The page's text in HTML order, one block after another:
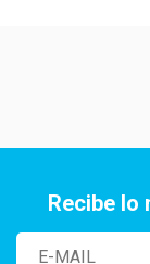
Recibe lo